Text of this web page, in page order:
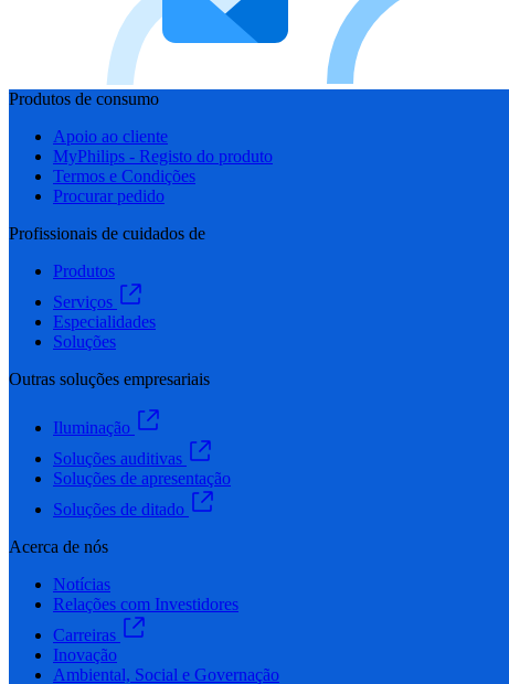
Produtos de consumo
Apoio ao cliente
MyPhilips - Registo do produto
Termos e Condições
Procurar pedido
Profissionais de cuidados de
Produtos
Serviços
Especialidades
Soluções
Outras soluções empresariais
Iluminação
Soluções auditivas
Soluções de apresentação
Soluções de ditado
Acerca de nós
Notícias
Relações com Investidores
Carreiras
Inovação
Ambiental, Social e Governação